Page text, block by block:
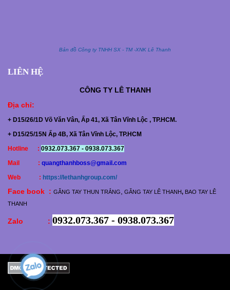
Bản đồ Công ty TNHH SX - TM -XNK Lê Thanh
LIÊN HỆ
CÔNG TY LÊ THANH
Địa chỉ:
+ D15/26/1D Võ Văn Vân, Ấp 41, Xã Tân Vĩnh Lộc , TP.HCM.
+ D15/25/15N Ấp 4B, Xã Tân Vĩnh Lộc, TP.HCM
Hotline : 0932.073.367 - 0938.073.367
Mail : quangthanhboss@gmail.com
Web : https://lethanhgroup.com/
Face book : GĂNG TAY THUN TRẮNG, GĂNG TAY LÊ THANH, BAO TAY LÊ
THANH
Zalo : 0932.073.367 - 0938.073.367